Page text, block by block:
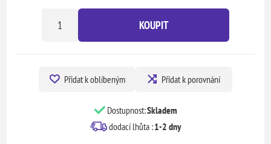
KOUPIT
Přidat k oblíbeným Přidat k porovnání
Dostupnost:Skladem
dodací lhůta :1-2 dny